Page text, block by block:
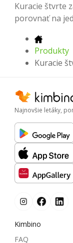
Kuracie štvrte
porovnať na
Produkty
Kuracie
Najnovšie letáky,
Kimbino
FAQ